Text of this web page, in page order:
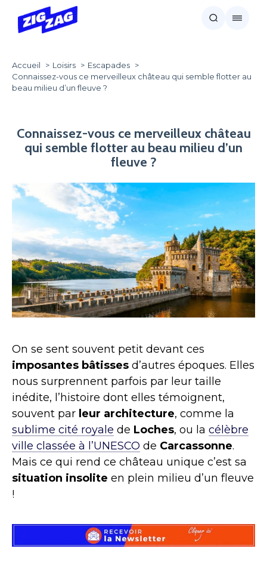
Accueil Loisirs
Escapades
Connaissez-vous ce merveilleux château qui semble flotter au
beau milieu d’un fleuve ?
Connaissez-vous ce merveilleux château
qui semble flotter au beau milieu d’un
fleuve ?
On se sent souvent petit devant ces
imposantes bâtisses d’autres époques. Elles
nous surprennent parfois par leur taille
inédite, l’histoire dont elles témoignent,
souvent par leur architecture, comme la
sublime cité royale de Loches, ou la célèbre
ville classée à l’UNESCO de Carcassonne.
Mais ce qui rend ce château unique c’est sa
situation insolite en plein milieu d’un fleuve
!